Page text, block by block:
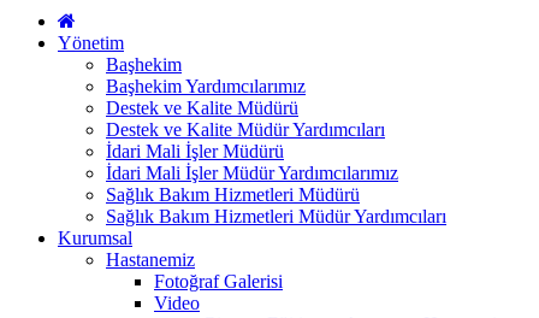
Yönetim
Başhekim
Başhekim Yardımcılarımız
Destek ve Kalite Müdürü
Destek ve Kalite Müdür Yardımcıları
İdari Mali İşler Müdürü
İdari Mali İşler Müdür Yardımcılarımız
Sağlık Bakım Hizmetleri Müdürü
Sağlık Bakım Hizmetleri Müdür Yardımcıları
Kurumsal
Hastanemiz
Fotoğraf Galerisi
Video